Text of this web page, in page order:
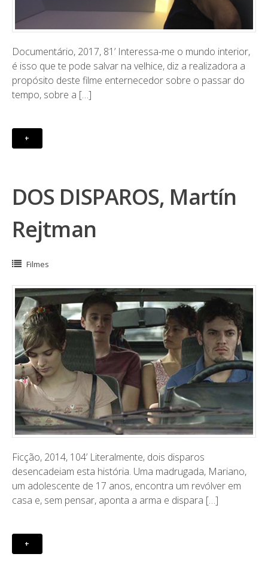
Documentário, 2017, 81’ Interessa-me o mundo interior,
é isso que te pode salvar na velhice, diz a realizadora a
propósito deste filme enternecedor sobre o passar do
tempo, sobre a […]
+
DOS DISPAROS, Martín
Rejtman
Filmes
Ficção, 2014, 104’ ​Literalmente, dois disparos
desencadeiam esta história. Uma madrugada, Mariano,
um adolescente de 17 anos, encontra um revólver em
casa e, sem pensar, aponta a arma e dispara […]
+